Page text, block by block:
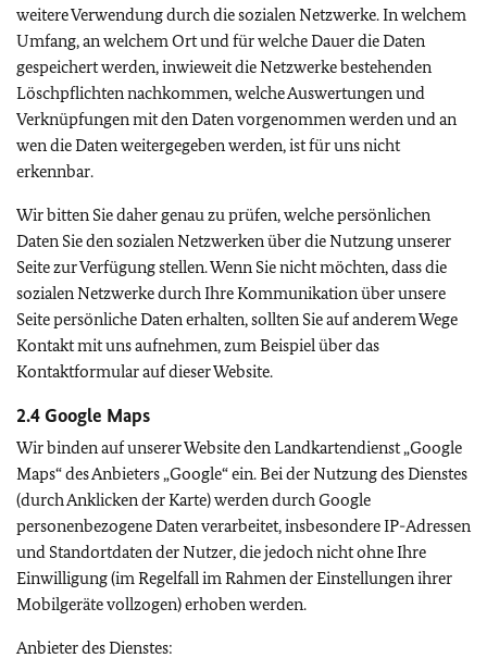
weitere Verwendung durch die sozialen Netzwerke. In welchem
Umfang, an welchem Ort und für welche Dauer die Daten
gespeichert werden, inwieweit die Netzwerke bestehenden
Löschpflichten nachkommen, welche Auswertungen und
Verknüpfungen mit den Daten vorgenommen werden und an
wen die Daten weitergegeben werden, ist für uns nicht
erkennbar.
Wir bitten Sie daher genau zu prüfen, welche persönlichen
Daten Sie den sozialen Netzwerken über die Nutzung unserer
Seite zur Verfügung stellen. Wenn Sie nicht möchten, dass die
sozialen Netzwerke durch Ihre Kommunikation über unsere
Seite persönliche Daten erhalten, sollten Sie auf anderem Wege
Kontakt mit uns aufnehmen, zum Beispiel über das
Kontaktformular auf dieser Website.
2.4Google Maps
Wir binden auf unserer Website den Landkartendienst „Google
Maps“ des Anbieters „Google“ ein. Bei der Nutzung des Dienstes
(durch Anklicken der Karte) werden durchGoogle
personenbezogene Daten verarbeitet, insbesondere IP-Adressen
und Standortdaten der Nutzer, die jedoch nicht ohne Ihre
Einwilligung (im Regelfall im Rahmen der Einstellungen ihrer
Mobilgeräte vollzogen) erhoben werden.
Anbieter des Dienstes: